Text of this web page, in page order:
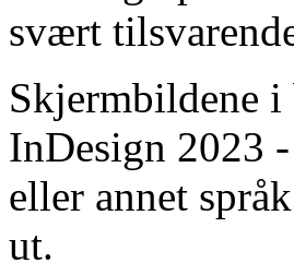
svært
Skjermbildene i
InDesign 2023
eller annet
ut.